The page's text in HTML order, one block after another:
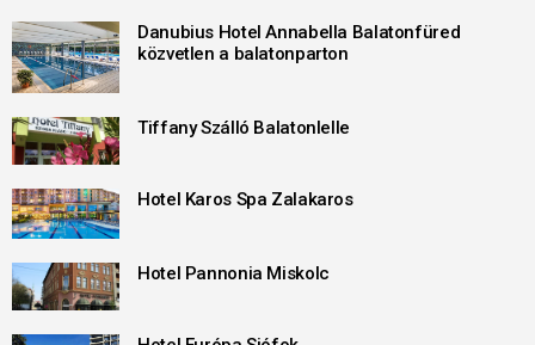
Danubius Hotel Annabella Balatonfüred
közvetlen a balatonparton
Tiffany Szálló Balatonlelle
Hotel Karos Spa Zalakaros
Hotel Pannonia Miskolc